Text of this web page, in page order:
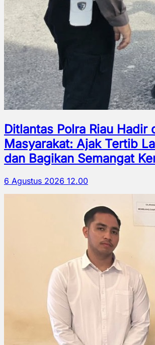
Ditlantas Polra Riau Hadir
Masyarakat: Ajak Tertib
dan Bagikan Semangat
6 Agustus 2026 12.00